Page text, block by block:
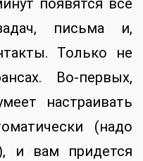
появятся все
письма и,
Только не
Во-первых,
настраивать
(надо
и вам придется